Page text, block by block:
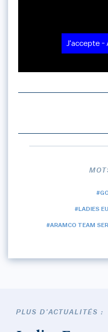
J'accepte -
#LADIES
#ARAMCO TEAM
PLUS D'ACTUALITÉS :